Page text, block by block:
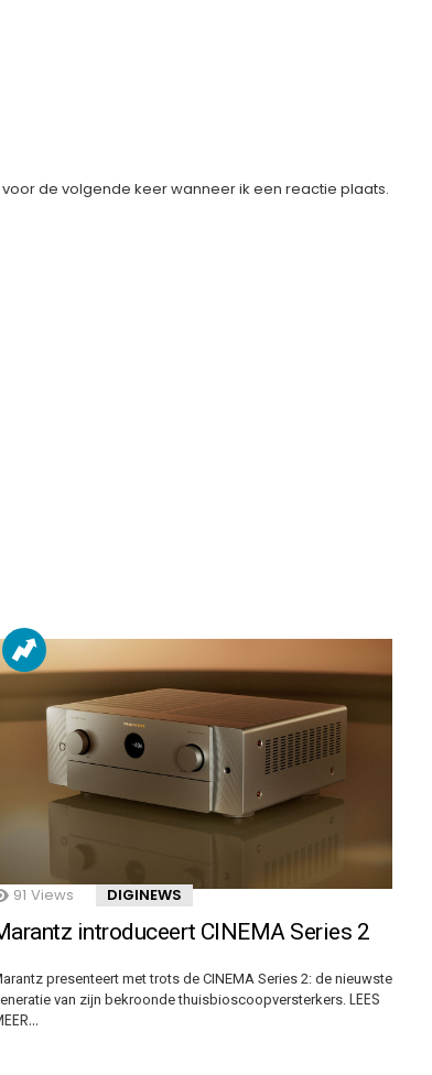
de volgende keer wanneer ik een reactie plaats.
91 Views DIGINEWS
introduceert CINEMA Series 2
presenteert met trots de CINEMA Series 2: de nieuwste
van zijn bekroonde thuisbioscoopversterkers. LEES